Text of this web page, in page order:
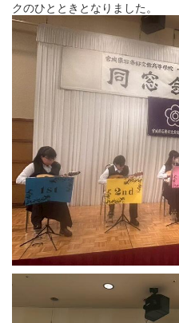
クのひとときとなりました。